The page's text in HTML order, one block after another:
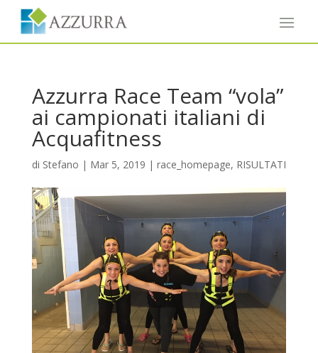
Azzurra Race Team “vola”
ai campionati italiani di
Acquafitness
di Stefano | Mar 5, 2019 | race_homepage, RISULTATI